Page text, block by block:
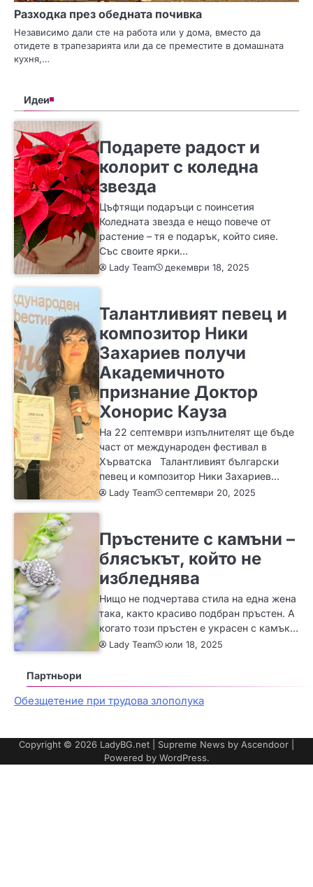
Разходка през обедната почивка
Независимо дали сте на работа или у дома, вместо да
отидете в трапезарията или да се преместите в домашната
кухня,…
Идеи
Подарете радост и
колорит с коледна
звезда
Цъфтящи подаръци с поинсетия
Коледната звезда е нещо повече от
растение – тя е подарък, който сияе.
Със своите ярки…
Lady Team декември 18, 2025
Талантливият певец и
композитор Ники
Захариев получи
Академичното
признание Доктор
Хонорис Кауза
На 22 септември изпълнителят ще бъде
част от международен фестивал в
Хърватска Талантливият български
певец и композитор Ники Захариев…
Lady Team септември 20, 2025
Пръстените с камъни –
блясъкът, който не
избледнява
Нищо не подчертава стила на една жена
така, както красиво подбран пръстен. А
когато този пръстен е украсен с камък…
Lady Team юли 18, 2025
Партньори
Обезщетение при трудова злополука
Copyright © 2026 LadyBG.net | Supreme News by Ascendoor
Powered by WordPress.